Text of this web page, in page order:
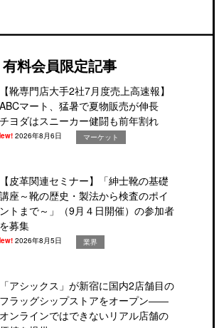
有料会員限定記事
【靴専門店大手2社7月度売上高速報】
ABCマート、猛暑で夏物販売が伸長
チヨダはスニーカー健闘も前年割れ
2026年8月6日 マーケット
【皮革関連セミナー】「紳士靴の基礎
講座～靴の歴史・製法から検査のポイ
ントまで～」（9月４日開催）の参加者
を募集
2026年8月5日 業界
「アシックス」が新宿に国内2店舗目の
フラッグシップストアをオープン――
オンラインではできないリアル店舗の